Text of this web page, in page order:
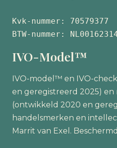
Kvk-nummer: 70579377
BTW-nummer:
IVO-Model™
IVO-model™ en IVO-
en geregistreerd 2025)
(ontwikkeld 2020 en
handelsmerken en
Marrit van Exel.